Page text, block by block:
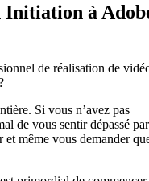
Initiation à
de réalisation de
Si vous n’avez pas
de vous sentir dépassé par
et même vous demander